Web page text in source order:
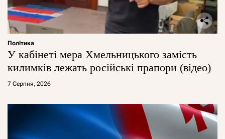
Політика
У кабінеті мера Хмельницького замість
килимків лежать російські прапори (відео)
7 Серпня, 2026